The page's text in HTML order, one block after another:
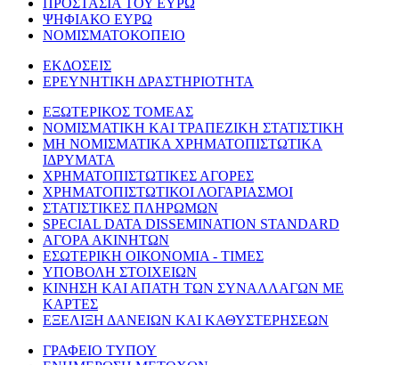
ΨΗΦΙΑΚΟ ΕΥΡΩ
ΝΟΜΙΣΜΑΤΟΚΟΠΕΙΟ
ΕΚΔΟΣΕΙΣ
ΕΡΕΥΝΗΤΙΚΗ ΔΡΑΣΤΗΡΙΟΤΗΤΑ
ΕΞΩΤΕΡΙΚΟΣ ΤΟΜΕΑΣ
ΝΟΜΙΣΜΑΤΙΚΗ ΚΑΙ ΤΡΑΠΕΖΙΚΗ ΣΤΑΤΙΣΤΙΚΗ
ΜΗ ΝΟΜΙΣΜΑΤΙΚΑ ΧΡΗΜΑΤΟΠΙΣΤΩΤΙΚΑ
ΙΔΡΥΜΑΤΑ
ΧΡΗΜΑΤΟΠΙΣΤΩΤΙΚΕΣ ΑΓΟΡΕΣ
ΧΡΗΜΑΤΟΠΙΣΤΩΤΙΚΟΙ ΛΟΓΑΡΙΑΣΜΟΙ
ΣΤΑΤΙΣΤΙΚΕΣ ΠΛΗΡΩΜΩΝ
SPECIAL DATA DISSEMINATION STANDARD
ΑΓΟΡΑ ΑΚΙΝΗΤΩΝ
ΕΣΩΤΕΡΙΚΗ ΟΙΚΟΝΟΜΙΑ - ΤΙΜΕΣ
ΥΠΟΒΟΛΗ ΣΤΟΙΧΕΙΩΝ
ΚΙΝΗΣΗ ΚΑΙ ΑΠΑΤΗ ΤΩΝ ΣΥΝΑΛΛΑΓΩΝ ΜΕ
ΚΑΡΤΕΣ
ΕΞΕΛΙΞΗ ΔΑΝΕΙΩΝ ΚΑΙ ΚΑΘΥΣΤΕΡΗΣΕΩΝ
ΓΡΑΦΕΙΟ ΤΥΠΟΥ